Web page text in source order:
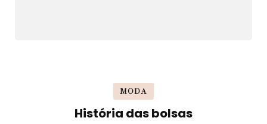
MODA
História das bolsas